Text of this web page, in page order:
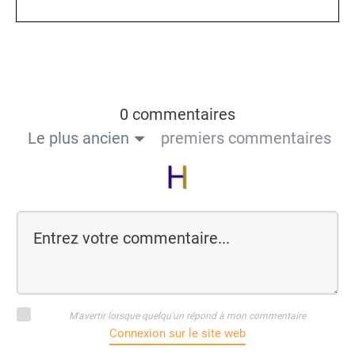
0 commentaires
Le plus ancien
premiers commentaires
M'avertir lorsque quelqu'un répond à mon commentaire
Connexion sur le site web